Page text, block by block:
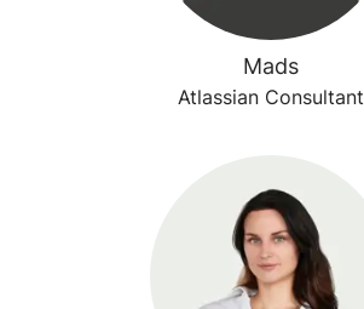
Mads
Atlassian Consultant